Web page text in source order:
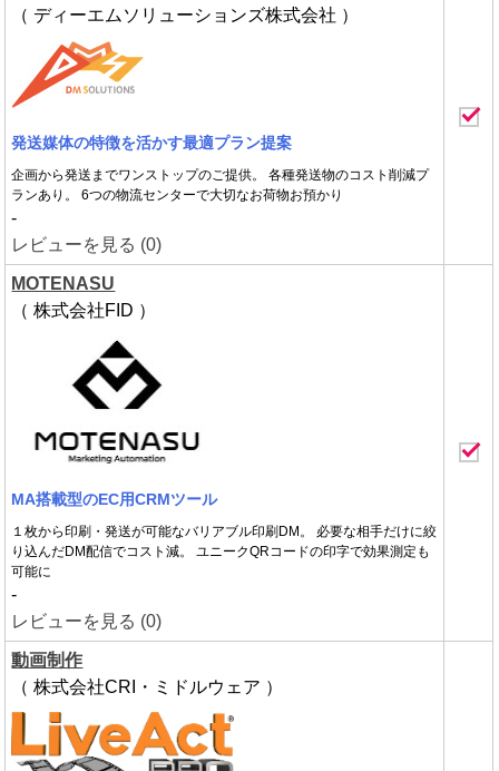
（ ディーエムソリューションズ株式会社 ）
発送媒体の特徴を活かす最適プラン提案
企画から発送までワンストップのご提供。 各種発送物のコスト削減プ
ランあり。 6つの物流センターで大切なお荷物お預かり
-
レビューを見る (0)
MOTENASU
（ 株式会社FID ）
MA搭載型のEC用CRMツール
１枚から印刷・発送が可能なバリアブル印刷DM。 必要な相手だけに絞
り込んだDM配信でコスト減。 ユニークQRコードの印字で効果測定も
可能に
-
レビューを見る (0)
動画制作
（ 株式会社CRI・ミドルウェア ）